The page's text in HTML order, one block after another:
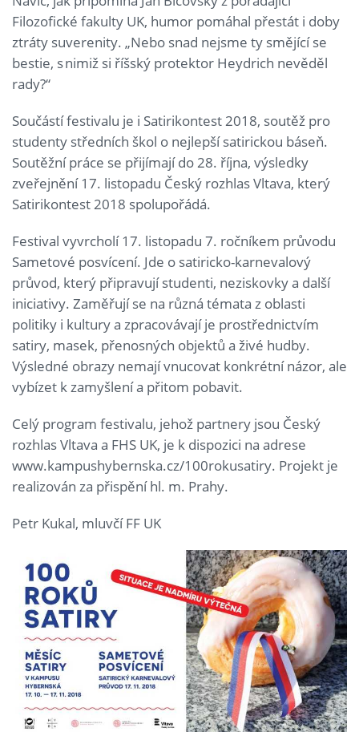
Filozofické fakulty UK, humor pomáhal přestát i doby
ztráty suverenity. „Nebo snad nejsme ty smějící se
bestie, s nimiž si říšský protektor Heydrich nevěděl
rady?“
Součástí festivalu je i Satirikontest 2018, soutěž pro
studenty středních škol o nejlepší satirickou báseň.
Soutěžní práce se přijímají do 28. října, výsledky
zveřejnění 17. listopadu Český rozhlas Vltava, který
Satirikontest 2018 spolupořádá.
Festival vyvrcholí 17. listopadu 7. ročníkem průvodu
Sametové posvícení. Jde o satiricko-karnevalový
průvod, který připravují studenti, neziskovky a další
iniciativy. Zaměřují se na různá témata z oblasti
politiky i kultury a zpracovávají je prostřednictvím
satiry, masek, přenosných objektů a živé hudby.
Výsledné obrazy nemají vnucovat konkrétní názor, ale
vybízet k zamyšlení a přitom pobavit.
Celý program festivalu, jehož partnery jsou Český
rozhlas Vltava a FHS UK, je k dispozici na adrese
www.kampushybernska.cz/100rokusatiry. Projekt je
realizován za přispění hl. m. Prahy.
Petr Kukal, mluvčí FF UK